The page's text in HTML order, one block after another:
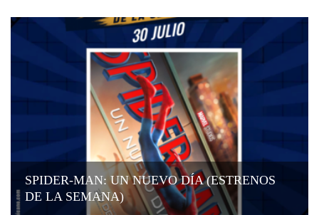
SPIDER-MAN: UN NUEVO DÍA (ESTRENOS
DE LA SEMANA)